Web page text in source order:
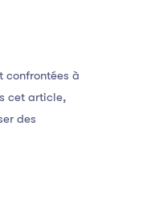
confrontées à
cet article,
des